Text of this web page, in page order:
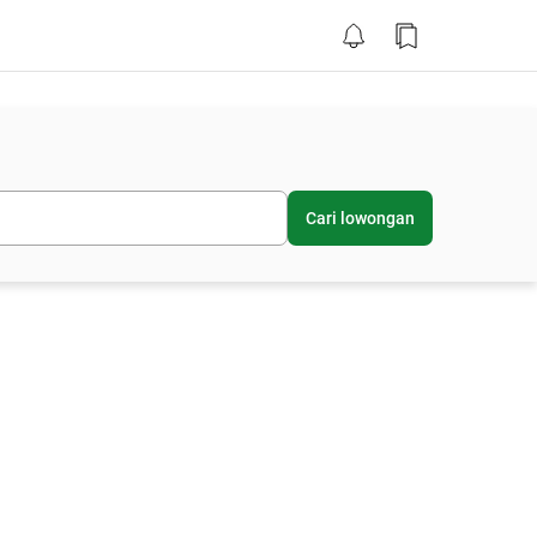
Cari lowongan